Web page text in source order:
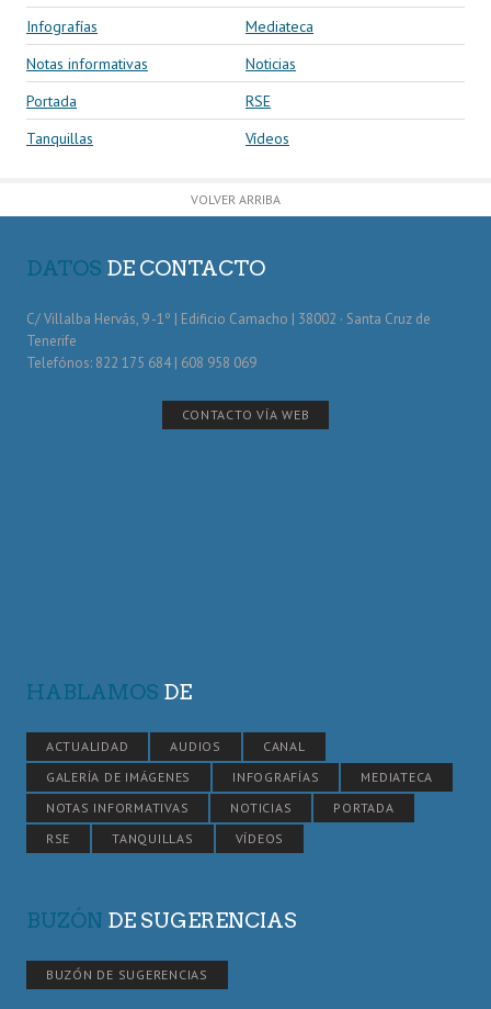
Infografías
Mediateca
Notas informativas
Noticias
Portada
RSE
Tanquillas
Vídeos
VOLVER ARRIBA
DATOS DE CONTACTO
C/ Villalba Hervás, 9 -1º | Edificio Camacho | 38002 · Santa Cruz de
Tenerife
Telefónos: 822 175 684 | 608 958 069
CONTACTO VÍA WEB
HABLAMOS DE
ACTUALIDAD AUDIOS
CANAL
GALERÍA DE IMÁGENES
INFOGRAFÍAS
MEDIATECA
NOTAS INFORMATIVAS
NOTICIAS
PORTADA
RSE
TANQUILLAS VÍDEOS
BUZÓN DE SUGERENCIAS
BUZÓN DE SUGERENCIAS